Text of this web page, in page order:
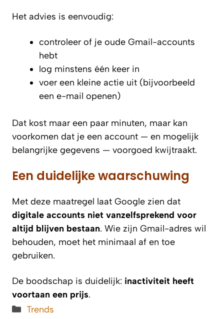
Het advies is eenvoudig:
controleer of je oude Gmail-accounts
hebt
log minstens één keer in
voer een kleine actie uit (bijvoorbeeld
een e-mail openen)
Dat kost maar een paar minuten, maar kan
voorkomen dat je een account — en mogelijk
belangrijke gegevens — voorgoed kwijtraakt.
Een duidelijke waarschuwing
Met deze maatregel laat Google zien dat
digitale accounts niet vanzelfsprekend voor
altijd blijven bestaan. Wie zijn Gmail-adres wil
behouden, moet het minimaal af en toe
gebruiken.
De boodschap is duidelijk: inactiviteit heeft
voortaan een prijs.
Categorieën
Trends